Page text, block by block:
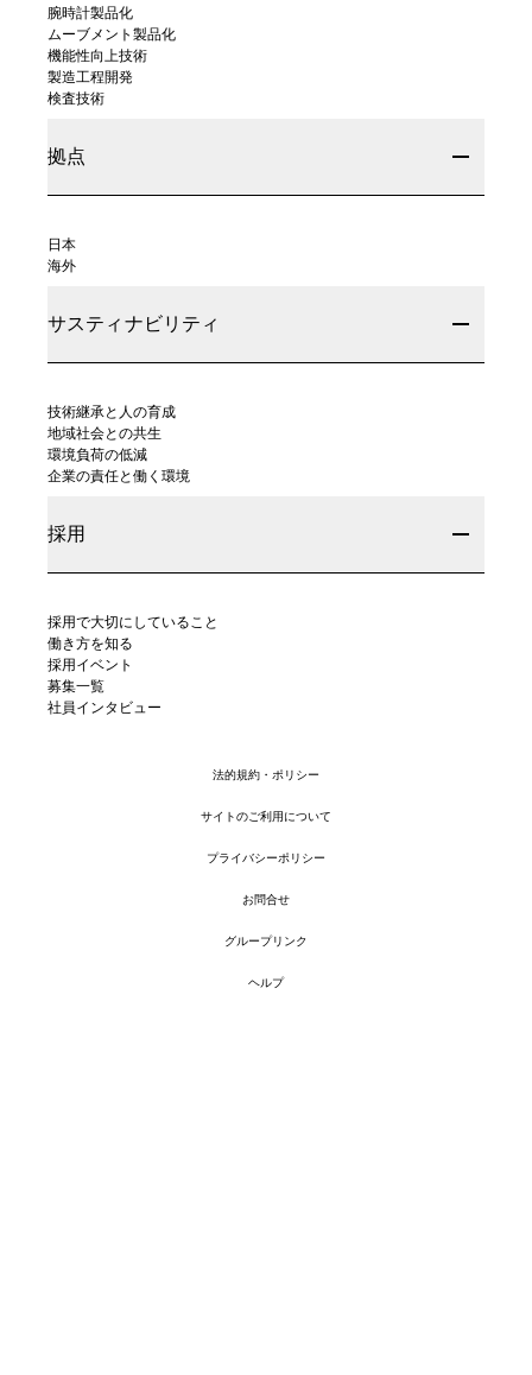
腕時計製品化
ムーブメント製品化
機能性向上技術
製造工程開発
検査技術
拠点
日本
海外
サスティナビリティ
技術継承と人の育成
地域社会との共生
環境負荷の低減
企業の責任と働く環境
採用
採用で大切にしていること
働き方を知る
採用イベント
募集一覧
社員インタビュー
法的規約・ポリシー
サイトのご利用について
プライバシーポリシー
お問合せ
グループリンク
ヘルプ